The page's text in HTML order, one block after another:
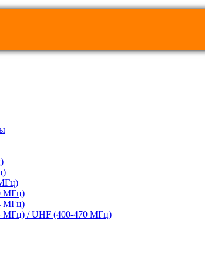
МГц)
МГц)
МГц) / UHF (400-470 МГц)